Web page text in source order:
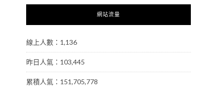
網站流量
線上人數：1,136
昨日人氣：103,445
累積人氣：151,705,778